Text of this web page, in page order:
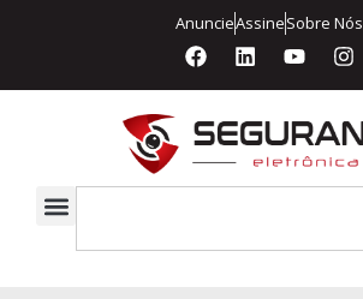
AnuncieAssineSobre Nós